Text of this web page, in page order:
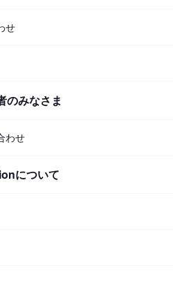
せ
のみなさま
わせ
について